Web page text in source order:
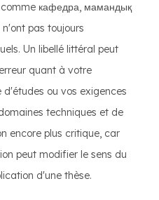
кафедра, мамандық
n'ont pas toujours
Un libellé littéral peut
quant à votre
ou vos exigences
techniques et de
encore plus critique, car
peut modifier le sens du
d'une thèse.